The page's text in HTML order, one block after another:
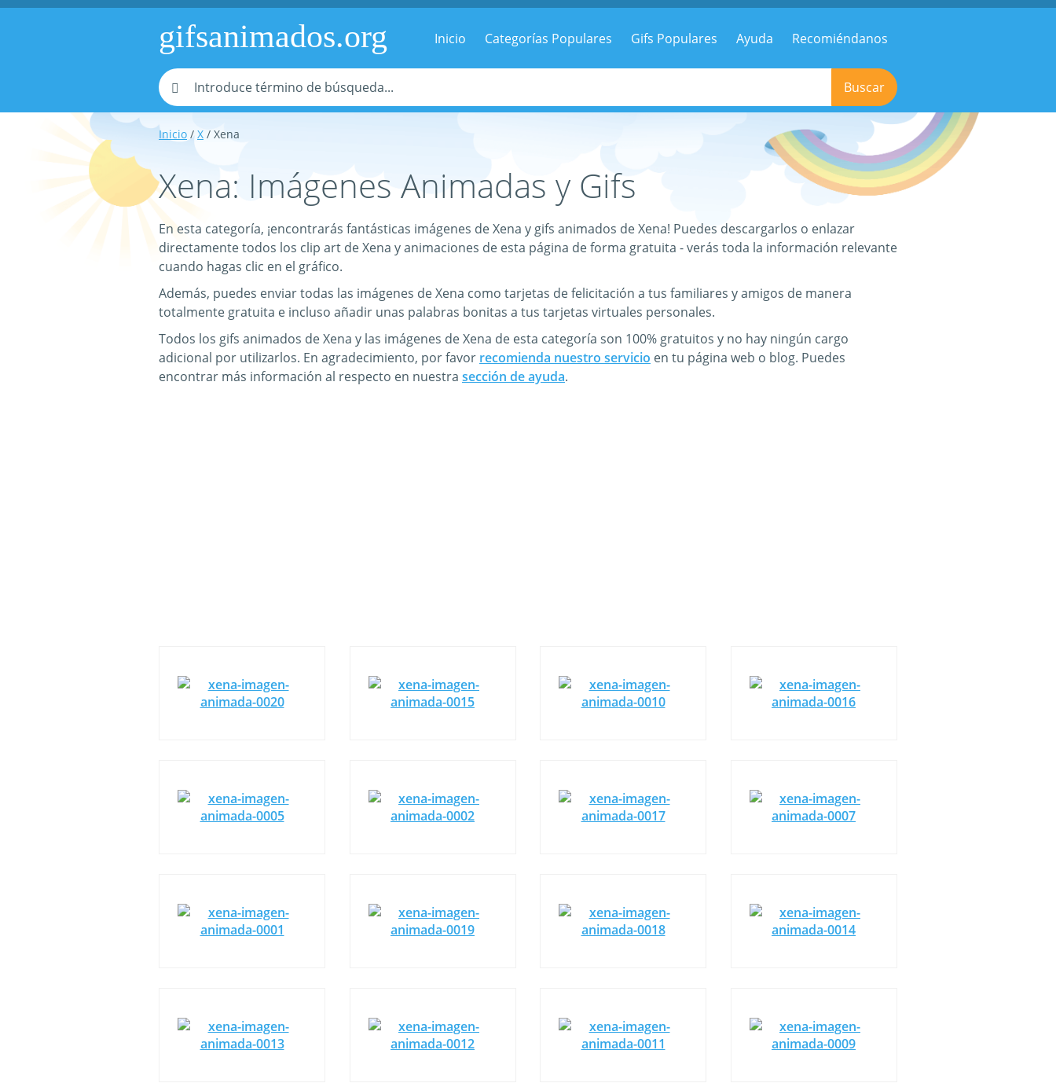
gifsanimados.org Inicio Categorías Populares Gifs Populares Ayuda Recomiéndanos
Buscar
Inicio /X / Xena
Xena: Imágenes Animadas y Gifs
En esta categoría, ¡encontrarás fantásticas imágenes de Xena y gifs animados de Xena! Puedes descargarlos o enlazar
directamente todos los clip art de Xena y animaciones de esta página de forma gratuita - verás toda la información relevante
cuando hagas clic en el gráfico.
Además, puedes enviar todas las imágenes de Xena como tarjetas de felicitación a tus familiares y amigos de manera
totalmente gratuita e incluso añadir unas palabras bonitas a tus tarjetas virtuales personales.
Todos los gifs animados de Xena y las imágenes de Xena de esta categoría son 100% gratuitos y no hay ningún cargo
adicional por utilizarlos. En agradecimiento, por favor recomienda nuestro servicio en tu página web o blog. Puedes
encontrar más información al respecto en nuestra sección de ayuda.